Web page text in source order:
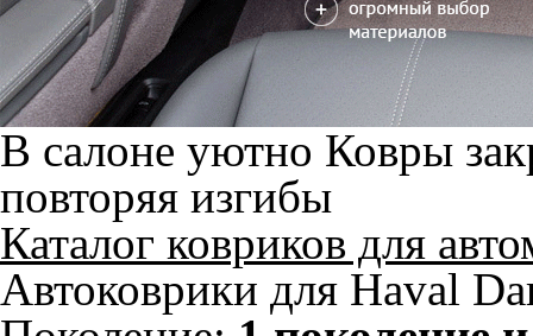
В салоне уютно Ковры
повторяя изгибы
Каталог ковриков для
Автоковрики для Haval